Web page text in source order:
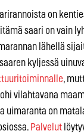
on
saari on vain
lähellä
kyljessä
,
vilahtavana
uimaranta on
Palvelut